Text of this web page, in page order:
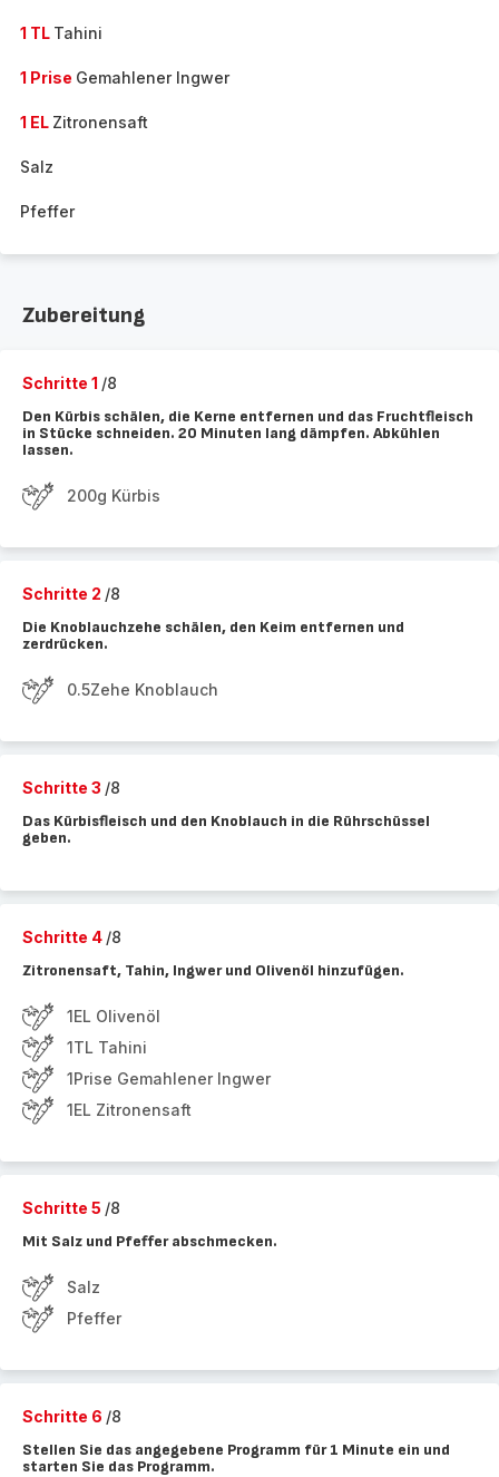
1 TL Tahini
1 Prise Gemahlener Ingwer
1 EL Zitronensaft
Salz
Pfeffer
Zubereitung
Schritte 1 /8
Den Kürbis schälen, die Kerne entfernen und das Fruchtfleisch
in Stücke schneiden. 20 Minuten lang dämpfen. Abkühlen
lassen.
200g Kürbis
Schritte 2 /8
Die Knoblauchzehe schälen, den Keim entfernen und
zerdrücken.
0.5Zehe Knoblauch
Schritte 3 /8
Das Kürbisfleisch und den Knoblauch in die Rührschüssel
geben.
Schritte 4 /8
Zitronensaft, Tahin, Ingwer und Olivenöl hinzufügen.
1EL Olivenöl
1TL Tahini
1Prise Gemahlener Ingwer
1EL Zitronensaft
Schritte 5 /8
Mit Salz und Pfeffer abschmecken.
Salz
Pfeffer
Schritte 6 /8
Stellen Sie das angegebene Programm für 1 Minute ein und
starten Sie das Programm.